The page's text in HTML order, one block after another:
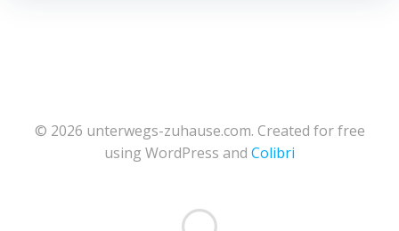
© 2026 unterwegs-zuhause.com. Created for free
using WordPress and Colibri